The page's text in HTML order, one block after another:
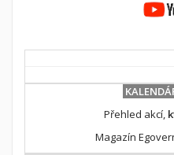
Přehled akcí,
Magazín